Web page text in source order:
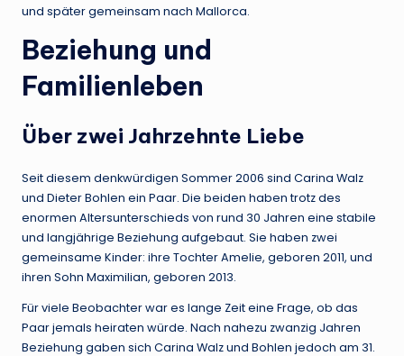
und später gemeinsam nach Mallorca.
Beziehung und
Familienleben
Über zwei Jahrzehnte Liebe
Seit diesem denkwürdigen Sommer 2006 sind Carina Walz
und Dieter Bohlen ein Paar. Die beiden haben trotz des
enormen Altersunterschieds von rund 30 Jahren eine stabile
und langjährige Beziehung aufgebaut. Sie haben zwei
gemeinsame Kinder: ihre Tochter Amelie, geboren 2011, und
ihren Sohn Maximilian, geboren 2013.
Für viele Beobachter war es lange Zeit eine Frage, ob das
Paar jemals heiraten würde. Nach nahezu zwanzig Jahren
Beziehung gaben sich Carina Walz und Bohlen jedoch am 31.